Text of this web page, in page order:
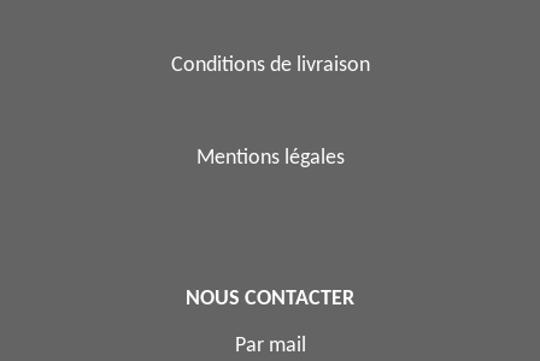
Conditions de livraison
Mentions légales
NOUS CONTACTER
Par mail